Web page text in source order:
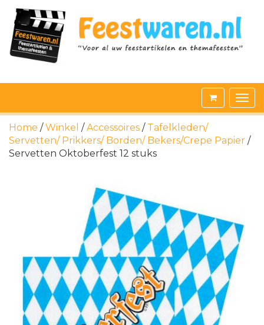
Home /Winkel /Accessoires / Tafelkleden/
Servetten/ Prikkers/ Borden/ Bekers/Crepe Papier /
Servetten Oktoberfest 12 stuks